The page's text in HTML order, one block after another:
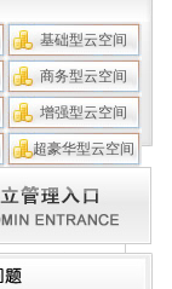
基础型云空间
商务型云空间
增强型云空间
超豪华型云空间